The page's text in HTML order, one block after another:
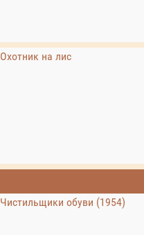
Охотник на лис
Чистильщики обуви (1954)